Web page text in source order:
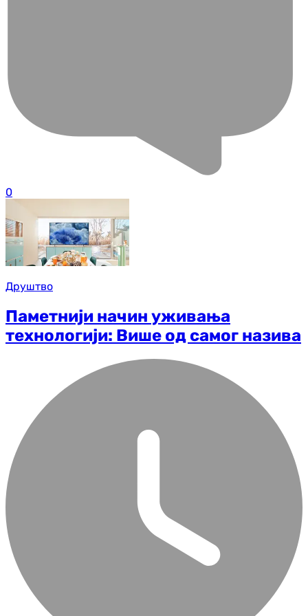
0
Друштво
Паметнији начин уживања
технологији: Више од самог назива